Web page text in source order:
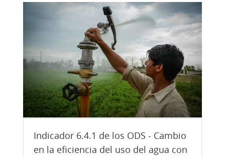
Indicador 6.4.1 de los ODS - Cambio
en la eficiencia del uso del agua con